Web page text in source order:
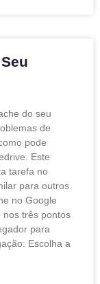
do seu
de
pode
Este
tarefa no
para outros
no Google
nos três pontos
para
Escolha a